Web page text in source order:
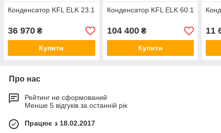
Конденсатор KFL ELK 23.1
36 970 ₴
Купити
Конденсатор KFL ELK 60.1
104 400₴
Купити
11
Про нас
Рейтинг не сформований
Менше 5 відгуків за останній рік
Працює з 18.02.2017